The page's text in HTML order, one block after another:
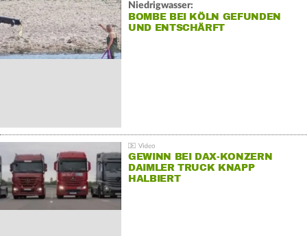
Niedrigwasser:
BOMBE BEI KÖLN GEFUNDEN
UND ENTSCHÄRFT
GEWINN BEI DAX-KONZERN
DAIMLER TRUCK KNAPP
HALBIERT